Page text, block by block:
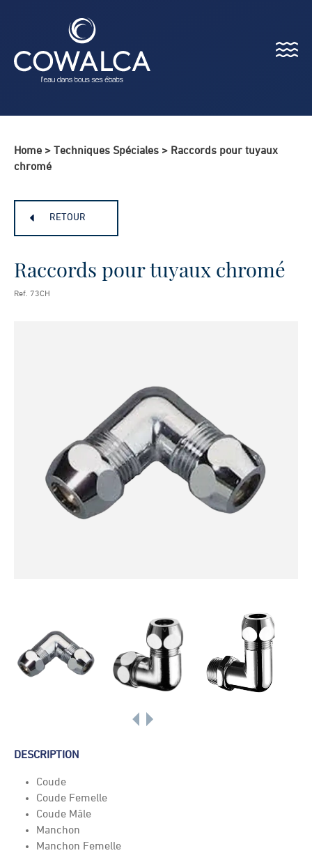
Menu
Home > Techniques Spéciales > Raccords pour tuyaux
chromé
RETOUR
Raccords pour tuyaux chromé
Ref. 73CH
DESCRIPTION
Coude
Coude Femelle
Coude Mâle
Manchon
Manchon Femelle